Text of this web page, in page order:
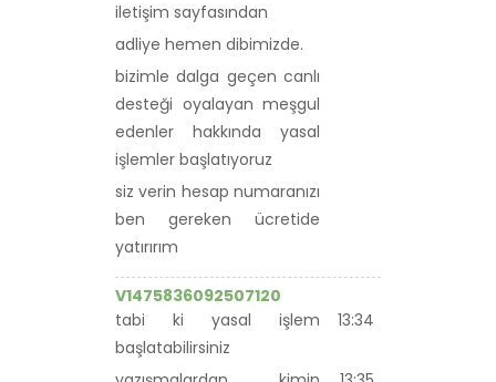
iletişim sayfasından
adliye hemen dibimizde.
bizimle dalga geçen canlı
desteği oyalayan meşgul
edenler hakkında yasal
işlemler başlatıyoruz
siz verin hesap numaranızı
ben gereken ücretide
yatırırım
V1475836092507120
13:34
tabi ki yasal işlem
başlatabilirsiniz